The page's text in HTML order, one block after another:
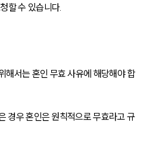
할 수 있습니다.
해서는 혼인 무효 사유에 해당해야 합
경우 혼인은 원칙적으로 무효라고 규